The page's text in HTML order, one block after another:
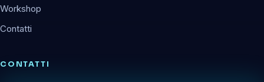
Workshop
Contatti
CONTATTI